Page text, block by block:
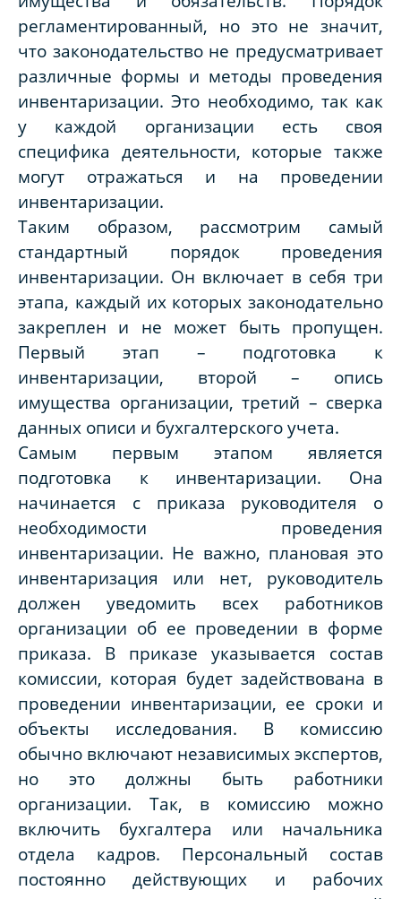
регламентированный, но это не значит,
что законодательство не предусматривает
различные формы и методы проведения
инвентаризации. Это необходимо, так как
у каждой организации есть своя
специфика деятельности, которые также
могут отражаться и на проведении
инвентаризации.
Таким образом, рассмотрим самый
стандартный порядок проведения
инвентаризации. Он включает в себя три
этапа, каждый их которых законодательно
закреплен и не может быть пропущен.
Первый этап – подготовка к
инвентаризации, второй – опись
имущества организации, третий – сверка
данных описи и бухгалтерского учета.
Самым первым этапом является
подготовка к инвентаризации. Она
начинается с приказа руководителя о
необходимости проведения
инвентаризации. Не важно, плановая это
инвентаризация или нет, руководитель
должен уведомить всех работников
организации об ее проведении в форме
приказа. В приказе указывается состав
комиссии, которая будет задействована в
проведении инвентаризации, ее сроки и
объекты исследования. В комиссию
обычно включают независимых экспертов,
но это должны быть работники
организации. Так, в комиссию можно
включить бухгалтера или начальника
отдела кадров. Персональный состав
постоянно действующих и рабочих